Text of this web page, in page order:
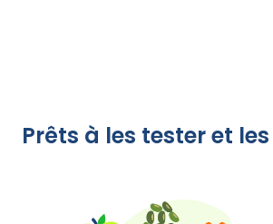
Prêts à les tester et